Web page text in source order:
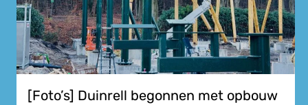
[Foto’s] Duinrell begonnen met opbouw